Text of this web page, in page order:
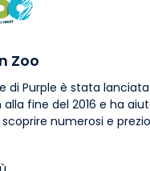
Zoo
di Purple è stata
alla fine del 2016 e ha
numerosi e